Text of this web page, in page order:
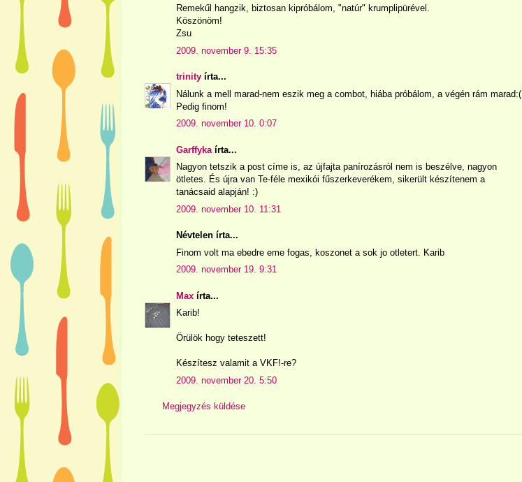
Remekűl hangzik, biztosan kipróbálom, "natúr" krumplipürével.
Köszönöm!
Zsu
2009. november 9. 15:35
trinity írta...
Nálunk a mell marad-nem eszik meg a combot, hiába próbálom, a végén rám marad:(
Pedig finom!
2009. november 10. 0:07
Garffyka írta...
Nagyon tetszik a post címe is, az újfajta panírozásról nem is beszélve, nagyon
ötletes. És újra van Te-féle mexikói fűszerkeverékem, sikerült készítenem a
tanácsaid alapján! :)
2009. november 10. 11:31
Névtelen írta...
Finom volt ma ebedre eme fogas, koszonet a sok jo otletert. Karib
2009. november 19. 9:31
Max írta...
Karib!
Örülök hogy teteszett!
Készítesz valamit a VKF!-re?
2009. november 20. 5:50
Megjegyzés küldése